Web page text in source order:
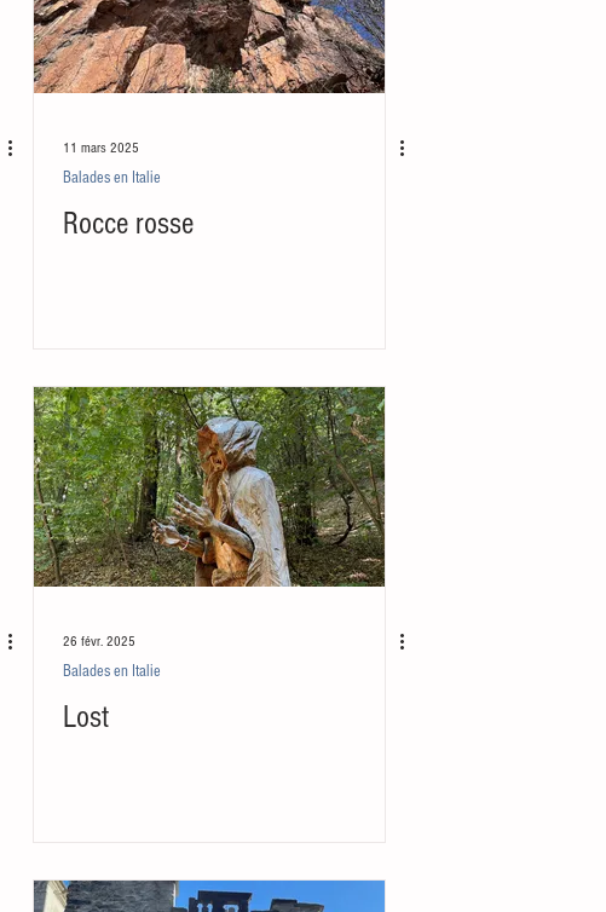
11 mars 2025
Balades en Italie
Rocce rosse
26 févr. 2025
Balades en Italie
Lost